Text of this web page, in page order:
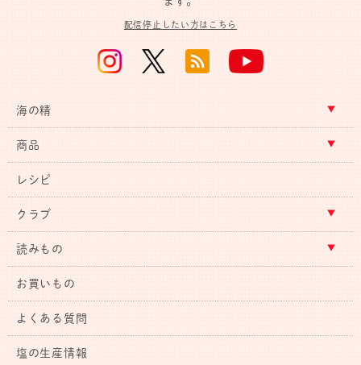
配信停止したい方はこちら
海の精
商品
レシピ
クラブ
読みもの
お買いもの
よくある質問
塩の生産情報